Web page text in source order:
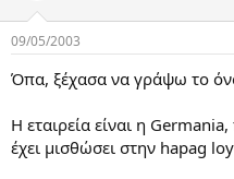
09/05/2003
Όπα, ξέχασα να γράψω το
Η εταιρεία είναι η
έχει μισθώσει στην hapag